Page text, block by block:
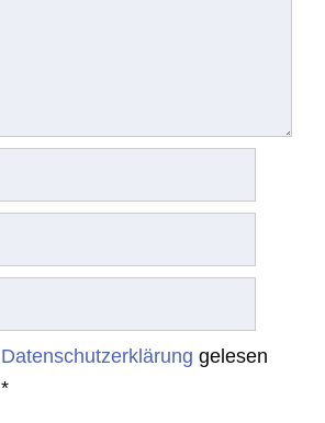
Datenschutzerklärung gelesen
*